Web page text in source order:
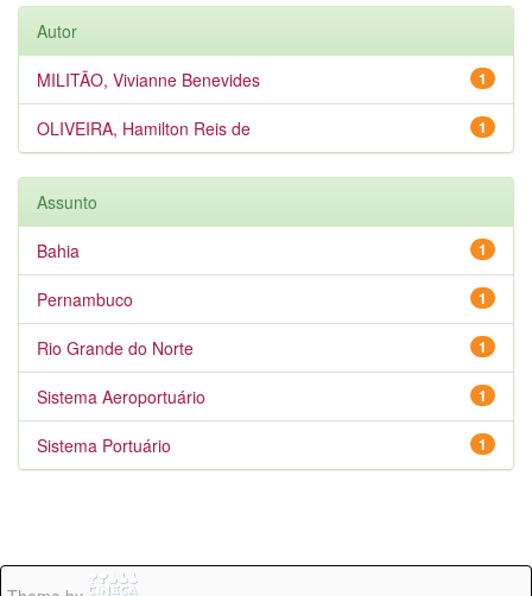
Autor
1
MILITÃO, Vivianne Benevides
1
OLIVEIRA, Hamilton Reis de
Assunto
1
Bahia
1
Pernambuco
1
Rio Grande do Norte
1
Sistema Aeroportuário
1
Sistema Portuário